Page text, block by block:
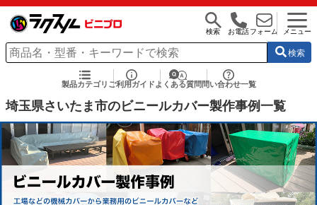
検索 お電話フォーム メニュー
検索
製品カテゴリ ご利用ガイド よくある質問 問い合わせ一覧
埼玉県さいたま市のビニールカバー製作事例一覧